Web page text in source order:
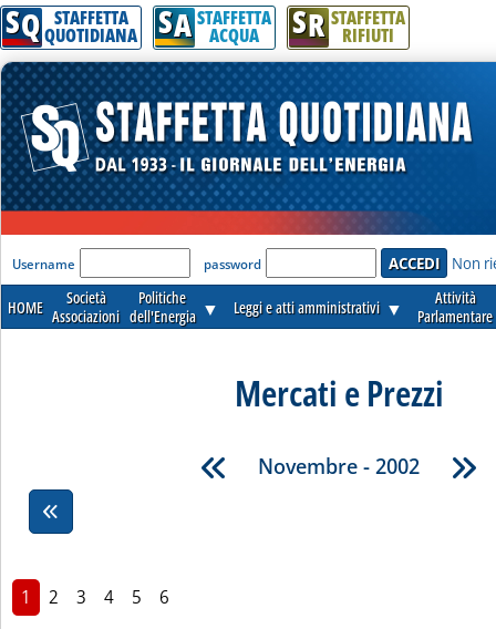
SQ STAFFETTA
QUOTIDIANA SA STAFFETTA
ACQUA SR STAFFETTA
RIFIUTI
'Modulo Login per accedere'
Username password Non
HOME
Società
Associazioni
Politiche
dell'Energia ▼ Leggi e atti amministrativi ▼
Attività
Parlamentare
Mercati e Prezzi
Novembre - 2002
1 2 3 4 5 6